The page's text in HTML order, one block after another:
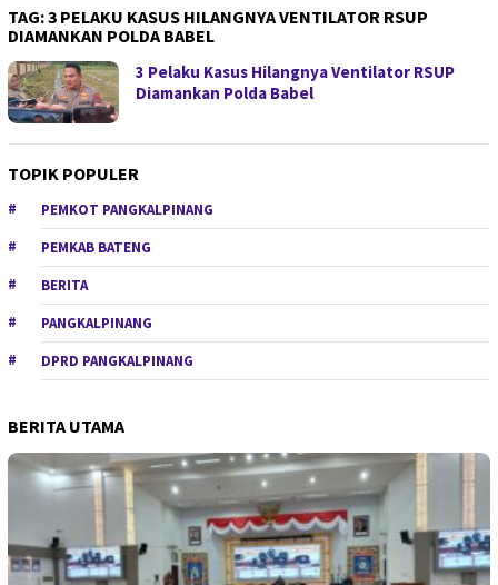
TAG:3 PELAKU KASUS HILANGNYA VENTILATOR RSUP
DIAMANKAN POLDA BABEL
3 Pelaku Kasus Hilangnya Ventilator RSUP
Diamankan Polda Babel
TOPIK POPULER
PEMKOT PANGKALPINANG
PEMKAB BATENG
BERITA
PANGKALPINANG
DPRD PANGKALPINANG
BERITA UTAMA